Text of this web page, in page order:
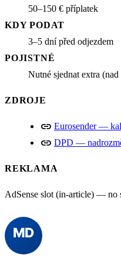
50–150 € příplatek
KDY PODAT
3–5 dní před odjezdem
POJISTNÉ
Nutné sjednat extra
ZDROJE
link Eurosender —
link DPD —
REKLAMA
AdSense slot (in-article) — no